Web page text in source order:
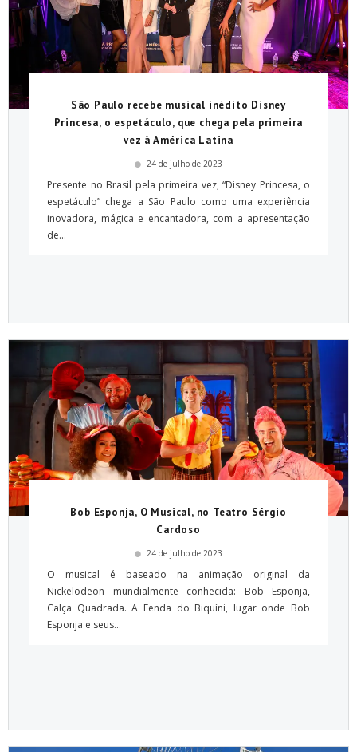
São Paulo recebe musical inédito Disney
Princesa, o espetáculo, que chega pela primeira
vez à América Latina
24 de julho de 2023
Presente no Brasil pela primeira vez, “Disney Princesa, o
espetáculo” chega a São Paulo como uma experiência
inovadora, mágica e encantadora, com a apresentação
de...
Bob Esponja, O Musical, no Teatro Sérgio
Cardoso
24 de julho de 2023
O musical é baseado na animação original da
Nickelodeon mundialmente conhecida: Bob Esponja,
Calça Quadrada. A Fenda do Biquíni, lugar onde Bob
Esponja e seus...